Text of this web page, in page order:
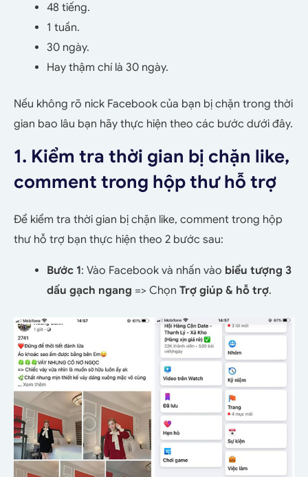
48 tiếng.
1 tuần.
30 ngày.
Hay thậm chí là 30 ngày.
Nếu không rõ nick Facebook của bạn bị chặn trong thời
gian bao lâu bạn hãy thực hiện theo các bước dưới đây.
1. Kiểm tra thời gian bị chặn like,
comment trong hộp thư hỗ trợ
Để kiểm tra thời gian bị chặn like, comment trong hộp
thư hỗ trợ bạn thực hiện theo 2 bước sau:
Bước 1: Vào Facebook và nhấn vào biểu tượng 3
dấu gạch ngang => Chọn Trợ giúp & hỗ trợ.